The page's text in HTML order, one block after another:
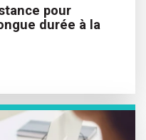
pour
durée à la